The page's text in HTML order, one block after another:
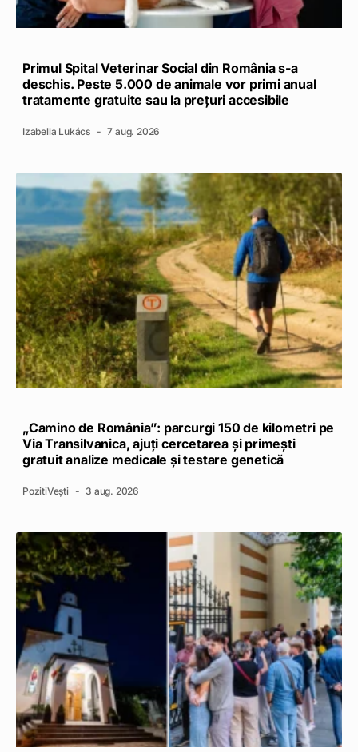
Primul Spital Veterinar Social din România s-a
deschis. Peste 5.000 de animale vor primi anual
tratamente gratuite sau la prețuri accesibile
Izabella Lukács 7 aug. 2026
„Camino de România”: parcurgi 150 de kilometri pe
Via Transilvanica, ajuți cercetarea și primești
gratuit analize medicale și testare genetică
PozitiVești 3 aug. 2026